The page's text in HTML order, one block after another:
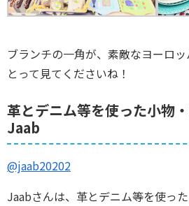
ブランチの一角が、素敵なヨーロ
とって見てくださいね！
革とデニム等を使った小物
Jaab
@jaab20202
Jaabさんは、革とデニム等を使っ